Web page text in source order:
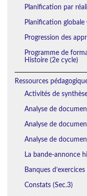
Planification par
Planification globale
Progression des
Programme de
Histoire (2e cycle)
Ressources
Activités de
Analyse de
Analyse de
Analyse de
La bande-annonce
Banques
Constats (Sec.3)